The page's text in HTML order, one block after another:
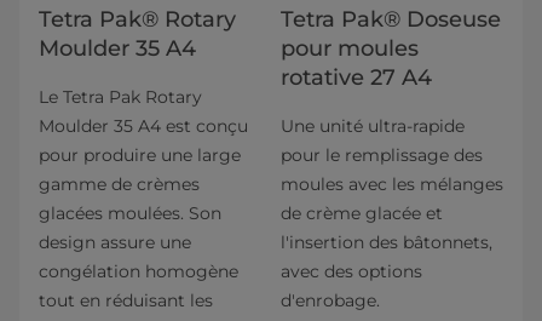
Tetra Pak® Rotary
Moulder 35 A4
Le Tetra Pak Rotary
Moulder 35 A4 est conçu
pour produire une large
gamme de crèmes
glacées moulées. Son
design assure une
congélation homogène
tout en réduisant les
Tetra Pak® Doseuse
pour moules
rotative 27 A4
Une unité ultra-rapide
pour le remplissage des
moules avec les mélanges
de crème glacée et
l'insertion des bâtonnets,
avec des options
d'enrobage.